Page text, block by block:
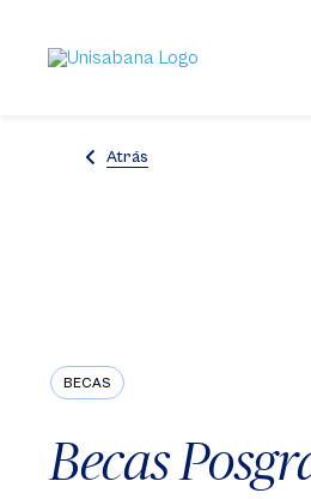
contenido
principal
Atrás
BECAS
Becas